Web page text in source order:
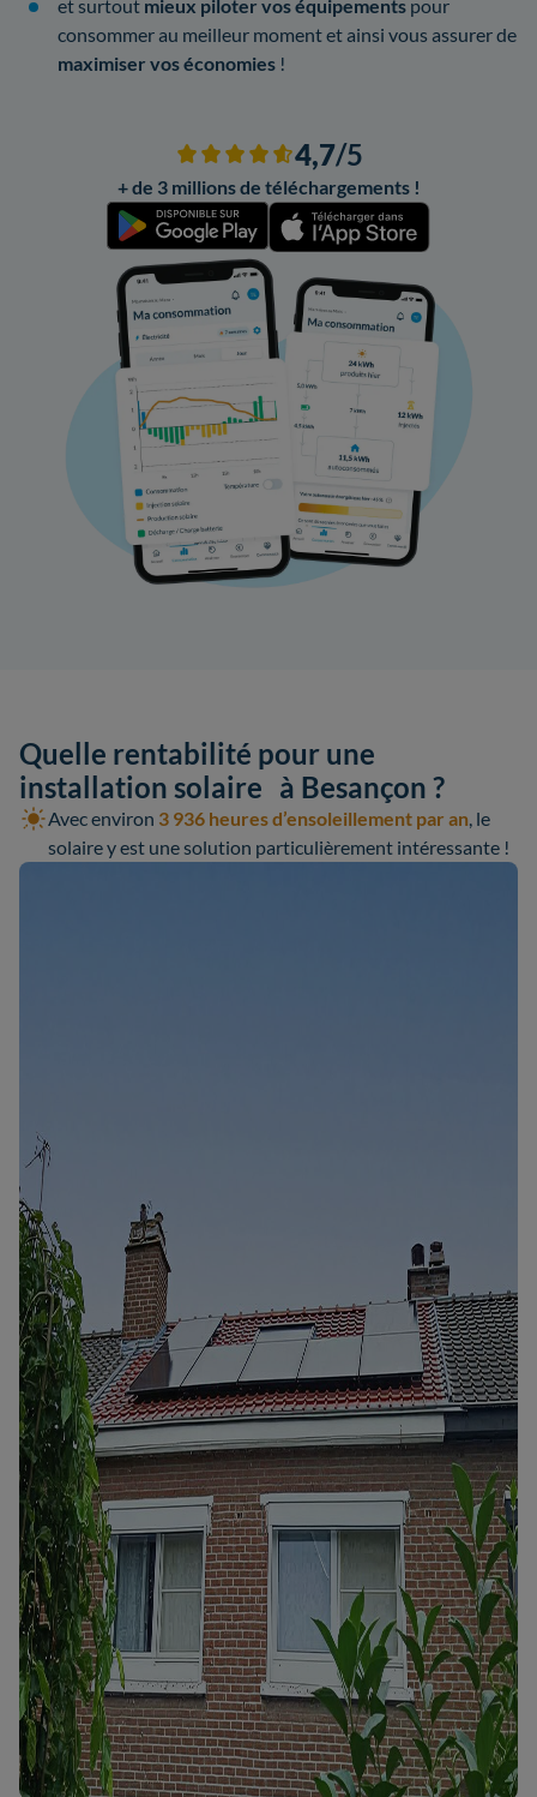
et surtout mieux piloter vos équipements pour
consommer au meilleur moment et ainsi vous assurer de
maximiser vos économies !
4,7/5
+ de 3 millions de téléchargements !
Quelle rentabilité pour une
installation solaire à Besançon ?
Avec environ 3 936 heures d’ensoleillement par an, le
solaire y est une solution particulièrement intéressante !